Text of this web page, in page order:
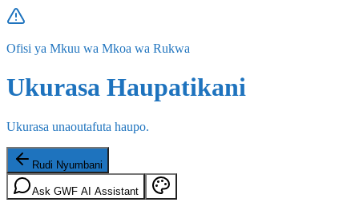
Ofisi ya Mkuu wa Mkoa wa Rukwa
Ukurasa Haupatikani
Ukurasa unaoutafuta haupo.
Rudi Nyumbani
Ask GWF AI Assistant